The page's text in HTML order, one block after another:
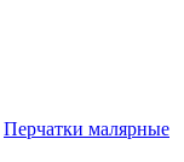
Перчатки малярные